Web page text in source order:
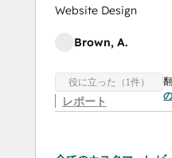
Website Design
Brown, A.
役に立った（1件）
レポート